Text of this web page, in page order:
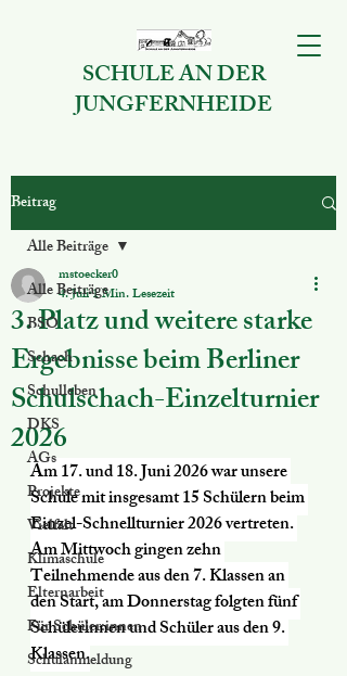
SCHULE AN DER
JUNGFERNHEIDE
Beitrag
Alle Beiträge
BSO
Schach
Schulleben
DKS
AGs
Projekte
Vielfalt
Klimaschule
Elternarbeit
Für Schüler:innen
Schulanmeldung
Alle Beiträge
3. Platz und weitere starke
Ergebnisse beim Berliner
Schulschach-Einzelturnier
2026
mstoecker0
4. Juli1 Min. Lesezeit
Am 17. und 18. Juni 2026 war unsere
Schule mit insgesamt 15 Schülern beim
Einzel-Schnellturnier 2026 vertreten.
Am Mittwoch gingen zehn
Teilnehmende aus den 7. Klassen an
den Start, am Donnerstag folgten fünf
Schülerinnen und Schüler aus den 9.
Klassen.